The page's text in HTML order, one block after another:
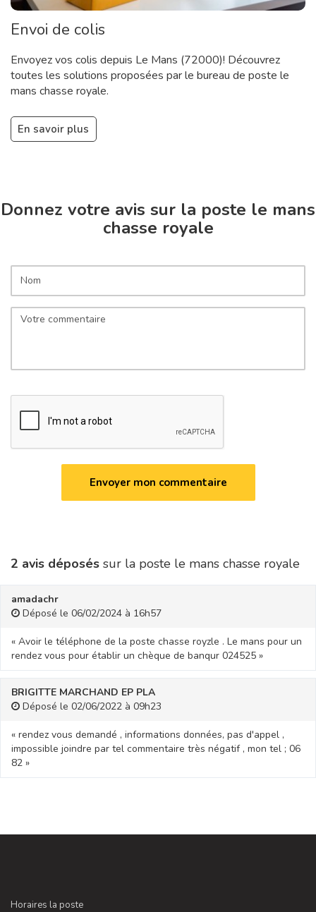
Envoi de colis
Envoyez vos colis depuis Le Mans (72000)! Découvrez
toutes les solutions proposées par le bureau de poste le
mans chasse royale.
En savoir plus
Donnez votre avis sur la poste le mans
chasse royale
2 avis déposés sur la poste le mans chasse royale
amadachr
Déposé le 06/02/2024 à 16h57
« Avoir le téléphone de la poste chasse royzle . Le mans pour un
rendez vous pour établir un chèque de banqur 024525 »
BRIGITTE MARCHAND EP PLA
Déposé le 02/06/2022 à 09h23
« rendez vous demandé , informations données, pas d'appel ,
impossible joindre par tel commentaire très négatif , mon tel ; 06
82 »
Horaires la poste